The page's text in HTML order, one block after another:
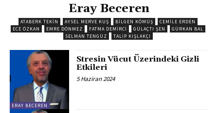
Eray Beceren
ATABERK TEKİN AYSEL MERVE KUŞ BILGEN KÖMÜŞ
CEMILE ERDEN
ECE ÖZKAN
EMRE DÖNMEZ FATMA DEMIRCI GÜLAÇTI ŞEN
GÜRKAN BAL
SELMAN TENGÜZ
TALIP KIŞLAKÇI
ERAY BECEREN
Stresin Vücut Üzerindeki Gizli
Etkileri
5 Haziran 2024